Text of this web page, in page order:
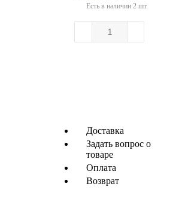
Есть в наличии 2 шт.
Доставка
Задать вопрос о
товаре
Оплата
Возврат